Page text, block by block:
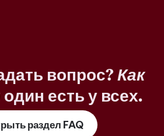
вопрос? Как
один есть у всех.
раздел FAQ